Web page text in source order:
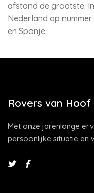
afstand de grootste.
Nederland op
en Spanje.
Rovers van Hoof
Met onze jarenlange
persoonlijke situatie en